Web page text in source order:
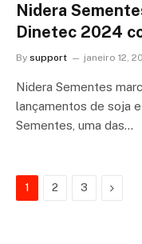
Nidera
Dinetec 2024
By support janeiro 12,
Nidera Sementes
lançamentos de soja
Sementes, uma das…
1 2 3 Next